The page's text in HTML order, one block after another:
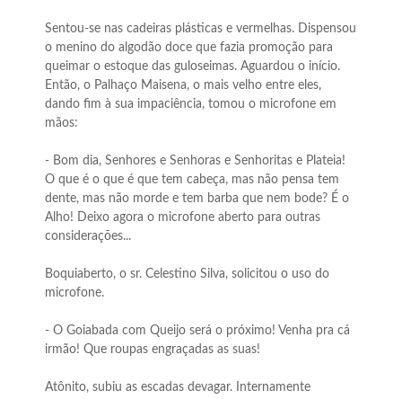
Sentou-se nas cadeiras plásticas e vermelhas. Dispensou
o menino do algodão doce que fazia promoção para
queimar o estoque das guloseimas. Aguardou o início.
Então, o Palhaço Maisena, o mais velho entre eles,
dando fim à sua impaciência, tomou o microfone em
mãos:
- Bom dia, Senhores e Senhoras e Senhoritas e Plateia!
O que é o que é que tem cabeça, mas não pensa tem
dente, mas não morde e tem barba que nem bode? É o
Alho! Deixo agora o microfone aberto para outras
considerações...
Boquiaberto, o sr. Celestino Silva, solicitou o uso do
microfone.
- O Goiabada com Queijo será o próximo! Venha pra cá
irmão! Que roupas engraçadas as suas!
Atônito, subiu as escadas devagar. Internamente